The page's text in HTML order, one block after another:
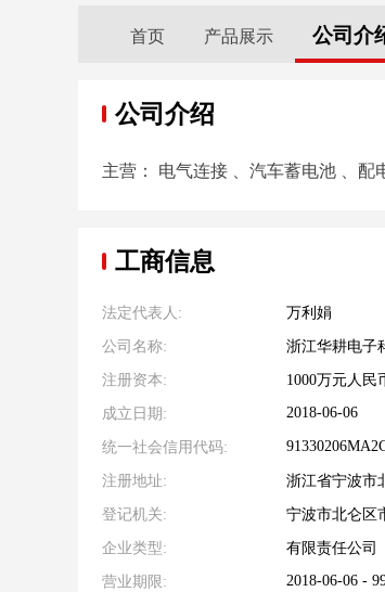
首页 产品展示 公司介
公司介绍
主营： 电气连接 、汽车蓄电池 、配
工商信息
法定代表人:
万利娟
公司名称:
浙江华耕电子
注册资本:
1000万元人民
成立日期:
2018-06-06
统一社会信用代码:
注册地址:
浙江省宁波市
登记机关:
宁波市北仑区
企业类型:
有限责任公司
营业期限:
2018-06-06 -